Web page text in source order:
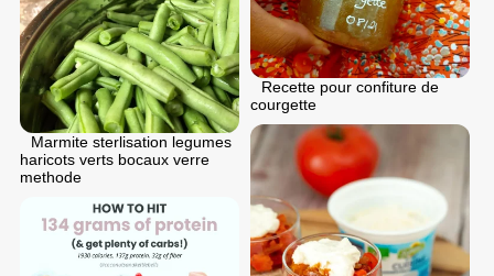
Recette pour confiture de
courgette
Marmite sterlisation legumes
haricots verts bocaux verre
methode